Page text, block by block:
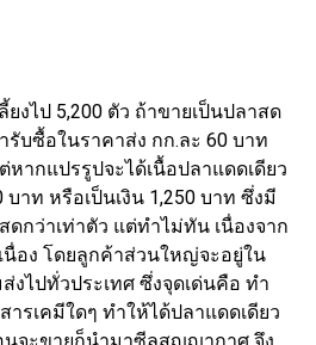
งไป 5,200 ตัว ถ้าขายเป็นปลาสด
บซื้อในราคาส่ง กก.ละ 60 บาท
ากแปรรูปจะได้เนื้อปลาแดดเดียว
บาท หรือเป็นเงิน 1,250 บาท ซึ่งมี
ดกว่าเท่าตัว แต่ทำไม่ทัน เนื่องจาก
นื่อง โดยลูกค้าส่วนใหญ่จะอยู่ใน
ไปทั่วประเทศ ซึ่งจุดเด่นคือ ทำ
รเคมีใดๆ ทำให้ได้ปลาแดดเดียว